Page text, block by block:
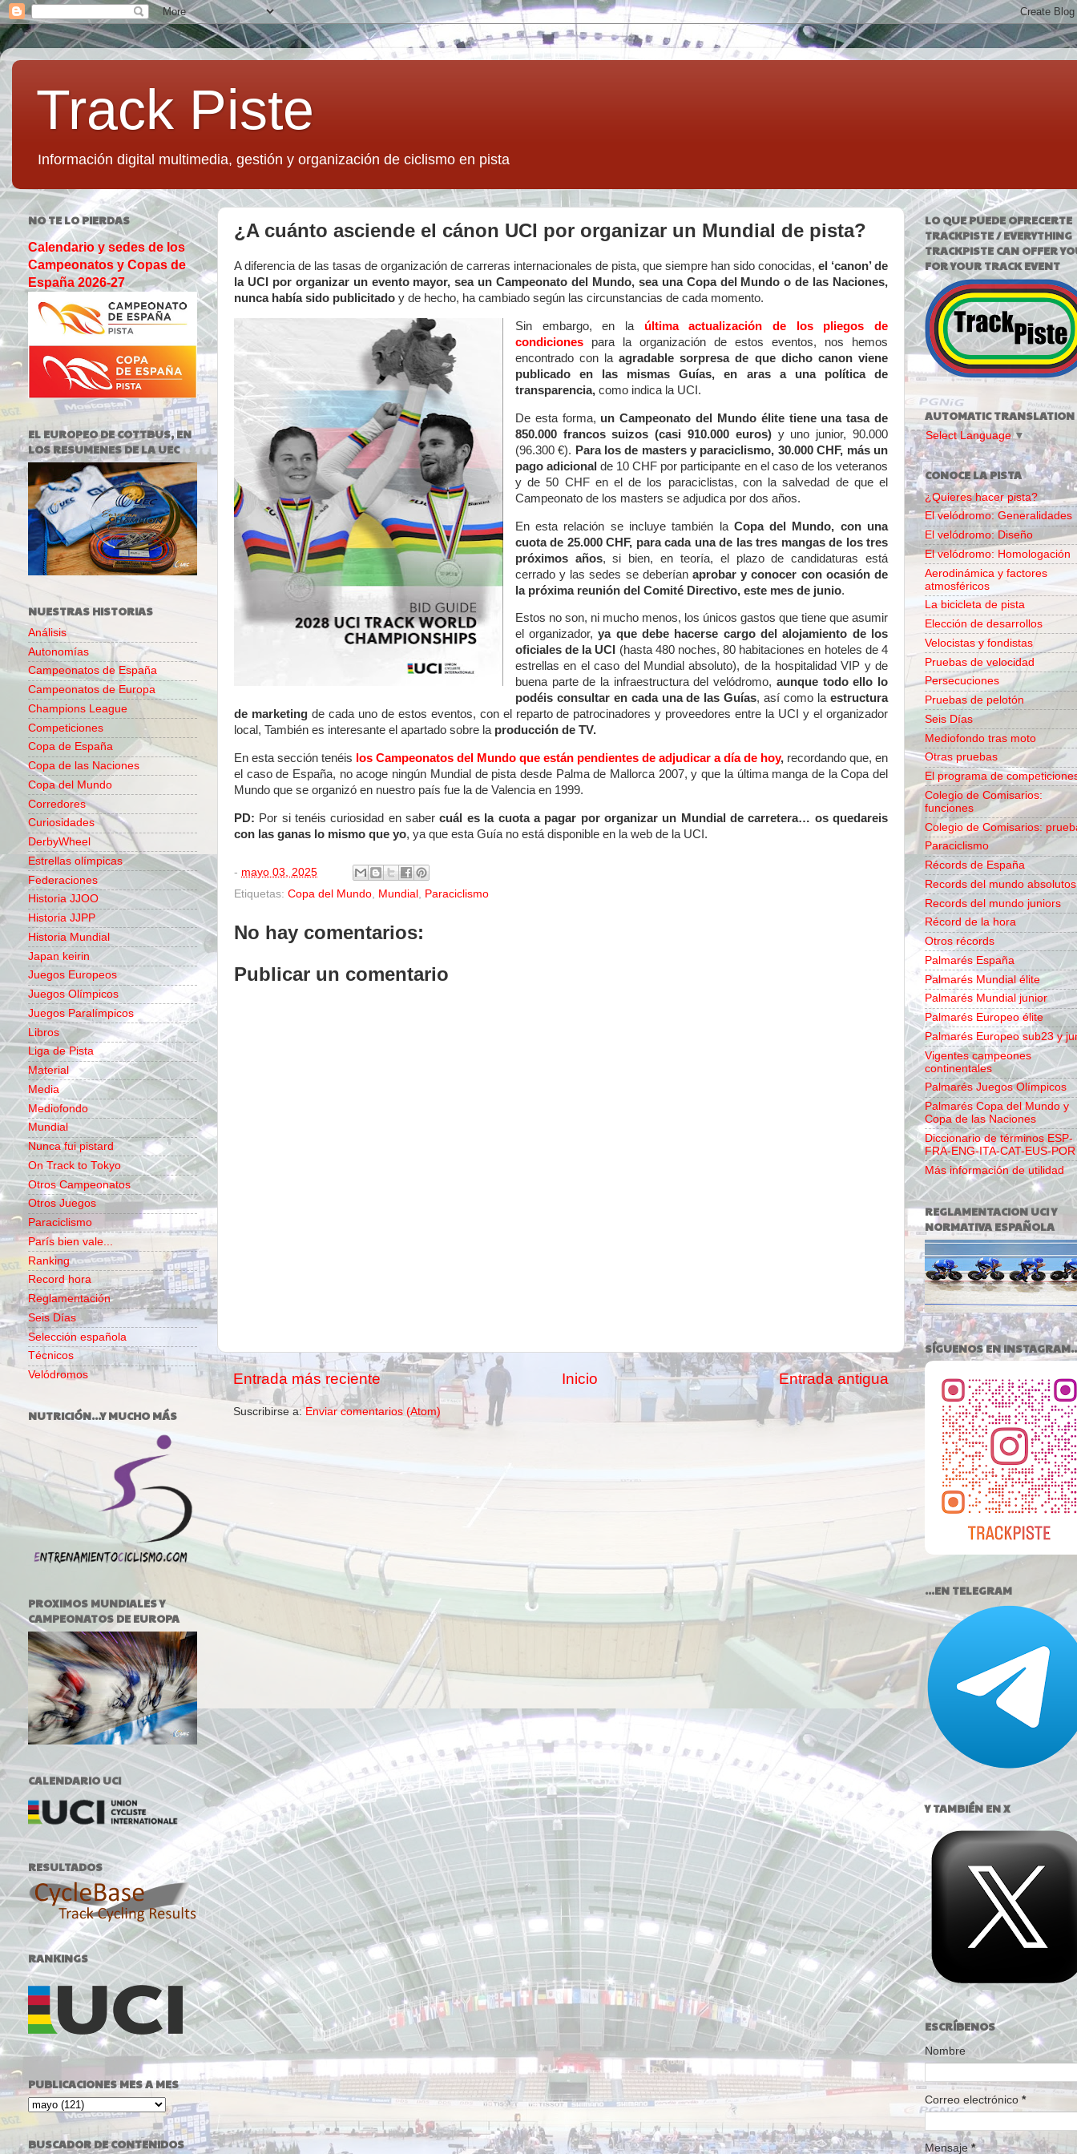
Track Piste
Información digital multimedia, gestión y organización de ciclismo en pista
¿A cuánto asciende el cánon UCI por organizar un Mundial de pista?
A diferencia de las tasas de organización de carreras internacionales de pista, que siempre han sido conocidas, el ‘canon’ de
la UCI por organizar un evento mayor, sea un Campeonato del Mundo, sea una Copa del Mundo o de las Naciones,
nunca había sido publicitado y de hecho, ha cambiado según las circunstancias de cada momento.
Sin embargo, en la última actualización de los pliegos de
condicionespara la organización de estos eventos, nos hemos
encontrado con laagradable sorpresa de que dicho canon viene
publicado en las mismas Guías, en aras a una política de
transparencia,como indica la UCI.
De esta forma, un Campeonato del Mundo élite tiene una tasa de
850.000 francos suizos (casi 910.000 euros) y uno junior, 90.000
(96.300 €). Para los de masters y paraciclismo, 30.000 CHF, más un
pago adicional de 10 CHF por participante en el caso de los veteranos
y de 50 CHF en el de los paraciclistas, con la salvedad de que el
Campeonato de los masters se adjudica por dos años.
En esta relación se incluye también la Copa del Mundo, con una
cuota de 25.000 CHF, para cada una de las tres mangas de los tres
próximos años, si bien, en teoría, el plazo de candidaturas está
cerrado y las sedes se deberíanaprobar y conocer con ocasión de
la próxima reunión del Comité Directivo, este mes de junio.
Estos no son, ni mucho menos, los únicos gastos que tiene que asumir
el organizador,ya que debe hacerse cargo del alojamiento de los
oficiales de la UCI
(hasta 480 noches, 80 habitaciones en hoteles de 4
estrellas en el caso del Mundial absoluto), de la hospitalidad VIP y de
buena parte de la infraestructura del velódromo, aunque todo ello lo
podéis consultar en cada una de las Guías, así como laestructura
de marketingde cada uno de estos eventos, con el reparto de patrocinadores y proveedores entre la UCI y el organizador
local, También es interesante el apartado sobre laproducción de TV.
En esta sección tenéis los Campeonatos del Mundo que están pendientes de adjudicar a día de hoy, recordando que, en
el caso de España, no acoge ningún Mundial de pista desde Palma de Mallorca 2007, y que la última manga de la Copa del
Mundo que se organizó en nuestro país fue la de Valencia en 1999.
PD: Por si tenéis curiosidad en sabercuál es la cuota a pagar por organizar un Mundial de carretera… os quedareis
con las ganas lo mismo que yo, ya que esta Guía no está disponible en la web de la UCI.
- mayo 03, 2025
Etiquetas: Copa del Mundo, Mundial , Paraciclismo
No hay comentarios:
Publicar un comentario
Entrada más reciente Entrada antigua
Inicio
Suscribirse a: Enviar comentarios (Atom)
NO TE LO PIERDAS
Calendario y sedes de los
Campeonatos y Copas de
España 2026-27
EL EUROPEO DE COTTBUS, EN
LOS RESUMENES DE LA UEC
NUESTRAS HISTORIAS
Análisis
Autonomías
Campeonatos de España
Campeonatos de Europa
Champions League
Competiciones
Copa de España
Copa de las Naciones
Copa del Mundo
Corredores
Curiosidades
DerbyWheel
Estrellas olímpicas
Federaciones
Historia JJOO
Historia JJPP
Historia Mundial
Japan keirin
Juegos Europeos
Juegos Olímpicos
Juegos Paralímpicos
Libros
Liga de Pista
Material
Media
Mediofondo
Mundial
Nunca fui pistard
On Track to Tokyo
Otros Campeonatos
Otros Juegos
Paraciclismo
París bien vale...
Ranking
Record hora
Reglamentación
Seis Días
Selección española
Técnicos
Velódromos
NUTRICIÓN...Y MUCHO MÁS
PROXIMOS MUNDIALES Y
CAMPEONATOS DE EUROPA
CALENDARIO UCI
RESULTADOS
RANKINGS
PUBLICACIONES MES A MES
BUSCADOR DE CONTENIDOS
LO QUE PUEDE OFRECERTE
TRACKPISTE / EVERYTHING
TRACKPISTE CAN OFFER
FOR YOUR TRACK EVENT
AUTOMATIC TRANSLATION
Select Language ▼
CONOCE LA PISTA
¿Quieres hacer pista?
El velódromo: Generalidades
El velódromo: Diseño
El velódromo: Homologación
Aerodinámica y factores
atmosféricos
La bicicleta de pista
Elección de desarrollos
Velocistas y fondistas
Pruebas de velocidad
Persecuciones
Pruebas de pelotón
Seis Días
Mediofondo tras moto
Otras pruebas
El programa de
Colegio de Comisarios:
funciones
Colegio de Comisarios:
Paraciclismo
Récords de España
Records del mundo absolutos
Records del mundo juniors
Récord de la hora
Otros récords
Palmarés España
Palmarés Mundial élite
Palmarés Mundial junior
Palmarés Europeo élite
Palmarés Europeo sub23 y
Vigentes campeones
continentales
Palmarés Juegos Olímpicos
Palmarés Copa del Mundo y
Copa de las Naciones
Diccionario de términos ESP-
FRA-ENG-ITA-CAT-EUS-POR
Más información de utilidad
REGLAMENTACION UCI Y
NORMATIVA ESPAÑOLA
SÍGUENOS EN
...EN TELEGRAM
Y TAMBIÉN EN X
ESCRÍBENOS
Nombre
Correo electrónico *
Mensaje*